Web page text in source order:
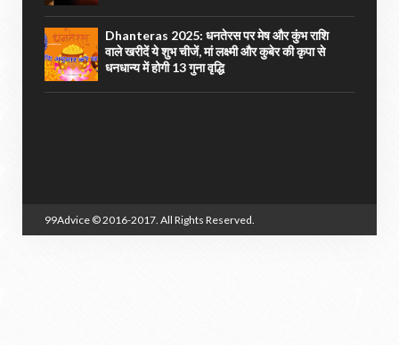
Dhanteras 2025: धनतेरस पर मेष और कुंभ राशि
वाले खरीदें ये शुभ चीजें, मां लक्ष्मी और कुबेर की कृपा से
धनधान्य में होगी 13 गुना वृद्धि
99Advice © 2016-2017. All Rights Reserved.